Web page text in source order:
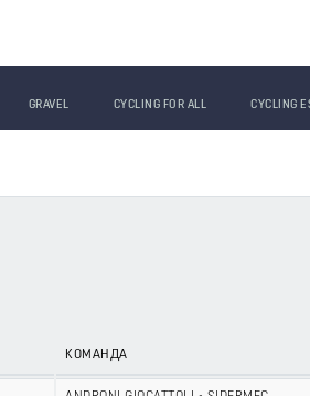
GRAVEL CYCLING FOR ALL CYCLING
КОМАНДА